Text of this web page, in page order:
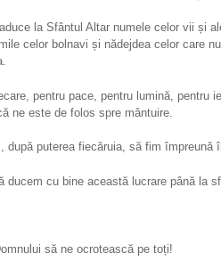
la Sfântul Altar numele celor vii și
celor bolnavi și nădejdea celor care
pentru pace, pentru lumină, pentru
ne este de folos spre mântuire.
după puterea fiecăruia, să fim împreună
ducem cu bine această lucrare până la
să ne ocrotească pe toți!